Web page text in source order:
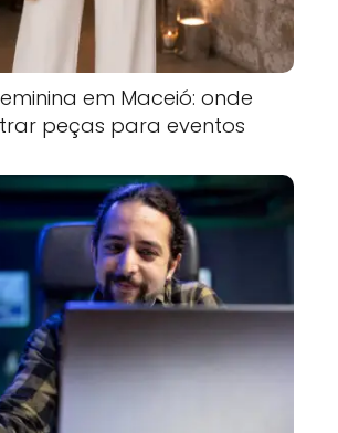
em Maceió: onde
peças para eventos